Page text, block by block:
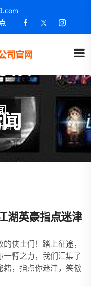
闻
湖英豪指点迷津
侠士们！踏上征途，
臂之力，我们汇集了
籍，指点你迷津，笑傲